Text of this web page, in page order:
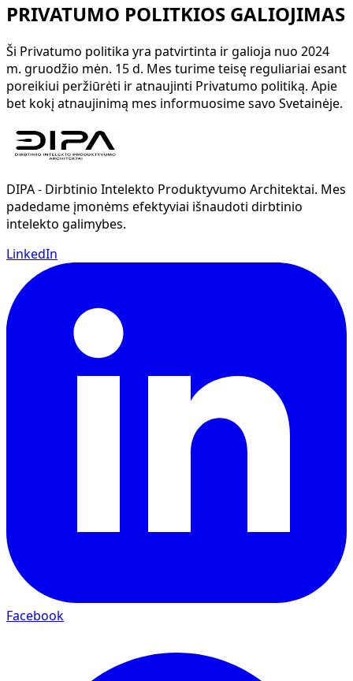
PRIVATUMO POLITKIOS GALIOJIMAS
Ši Privatumo politika yra patvirtinta ir galioja nuo 2024
m. gruodžio mėn. 15 d. Mes turime teisę reguliariai esant
poreikiui peržiūrėti ir atnaujinti Privatumo politiką. Apie
bet kokį atnaujinimą mes informuosime savo Svetainėje.
DIPA - Dirbtinio Intelekto Produktyvumo Architektai. Mes
padedame įmonėms efektyviai išnaudoti dirbtinio
intelekto galimybes.
LinkedIn
Facebook